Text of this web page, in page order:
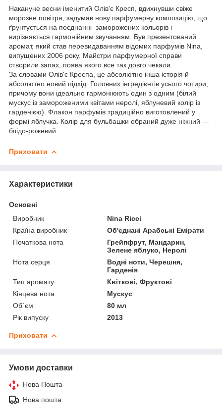
Накануне весни іменитий Олів'є Кресп, вдихнувши свіже
морозне повітря, задумав нову парфумерну композицію, що
ґрунтується на поєднанні заморожених кольорів і
вирізняється гармонійним звучанням. Був презентований
аромат, який став перевидаванням відомих парфумів Nina,
випущених 2006 року. Майстри парфумерної справи
створили запах, поява якого все так довго чекали.
За словами Олів'є Креспа, це абсолютно інша історія й
абсолютно новий підхід. Головних інгредієнтів усього чотири,
причому вони ідеально гармоніюють один з одним (білий
мускус із замороженими квітами неролі, яблуневий колір із
гарденією). Флакон парфумів традиційно виготовлений у
формі яблучка. Колір для бульбашки обраний дуже ніжний —
блідо-рожевий.
Приховати
Характеристики
Основні
Виробник
Nina Ricci
Країна виробник
Об'єднані Арабські Емірати
Початкова нота
Грейпфрут, Мандарин,
Зелене яблуко, Неролі
Нота серця
Водні ноти, Черешня,
Гарденія
Тип аромату
Квіткові, Фруктові
Кінцева нота
Мускус
Об`єм
80 мл
Рік випуску
2013
Приховати
Умови доставки
Нова Пошта
Нова пошта